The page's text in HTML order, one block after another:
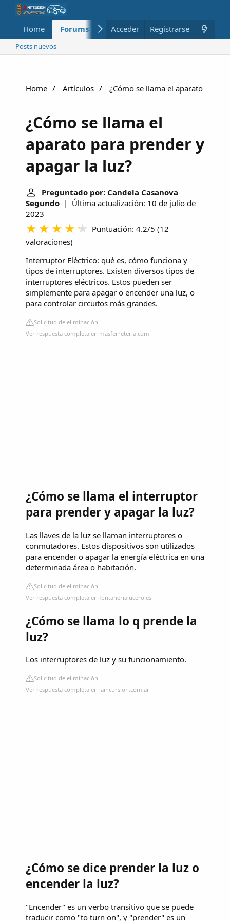
Home Forums Nuevo Miembros
Acceder Registrarse
Posts nuevos
Home Artículos ¿Cómo se llama el aparato para
¿Cómo se llama el
aparato para prender y
apagar la luz?
Preguntado por: Candela Casanova
Segundo | Última actualización: 10 de julio de
2023
Puntuación: 4.2/5 (12
valoraciones)
Interruptor Eléctrico: qué es, cómo funciona y
tipos de interruptores. Existen diversos tipos de
interruptores eléctricos. Estos pueden ser
simplemente para apagar o encender una luz, o
para controlar circuitos más grandes.
Solicitud de eliminación
Ver respuesta completa en masferreteria.com
¿Cómo se llama el interruptor
para prender y apagar la luz?
Las llaves de la luz se llaman interruptores o
conmutadores. Estos dispositivos son utilizados
para encender o apagar la energía eléctrica en una
determinada área o habitación.
Solicitud de eliminación
Ver respuesta completa en fontanerialucero.es
¿Cómo se llama lo q prende la
luz?
Los interruptores de luz y su funcionamiento.
Solicitud de eliminación
Ver respuesta completa en laincursion.com.ar
¿Cómo se dice prender la luz o
encender la luz?
"Encender" es un verbo transitivo que se puede
traducir como "to turn on", y "prender" es un